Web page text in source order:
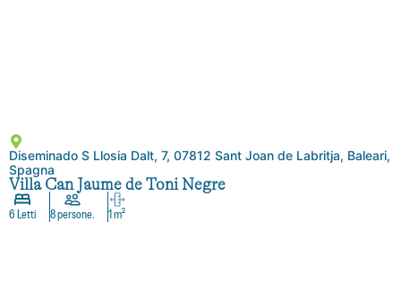
Diseminado S Llosia Dalt, 7, 07812 Sant Joan de Labritja, Baleari,
Spagna
Villa Can Jaume de Toni Negre
6 Letti 8 persone. 1 m²